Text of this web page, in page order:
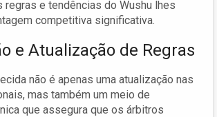
regras e tendências do Wushu lhes
competitiva significativa.
e Atualização de Regras
não é apenas uma atualização nas
mas também um meio de
que assegura que os árbitros